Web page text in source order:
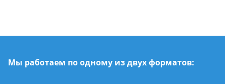
Мы работаем по одному из двух форматов: